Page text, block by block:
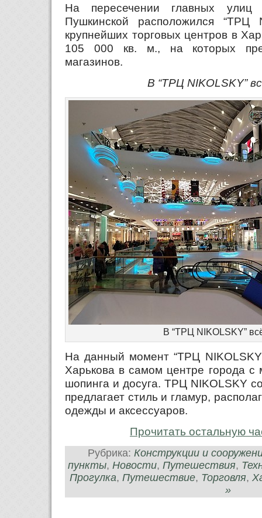
На пересечении главных улиц
Пушкинской расположился
крупнейших торговых центров в
105 000 кв. м., на которых
магазинов.
В “ТРЦ NIKOLSKY”
В “ТРЦ NIKOLSKY”
На данный момент “ТРЦ
Харькова в самом центре города
шопинга и досуга. ТРЦ NIKOLSKY
предлагает стиль и гламур,
одежды и аксессуаров.
Прочитать остальную
Рубрика: Конструкции и
пункты, Новости, Путешествия,
Прогулка, Путешествие, Торговля,
»